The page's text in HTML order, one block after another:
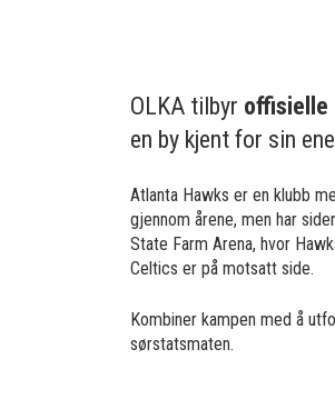
OLKA tilbyr
en by kjent for sin
Atlanta Hawks er en klubb
gjennom årene, men har
State Farm Arena, hvor
Celtics er på motsatt side.
Kombiner kampen med å
sørstatsmaten.